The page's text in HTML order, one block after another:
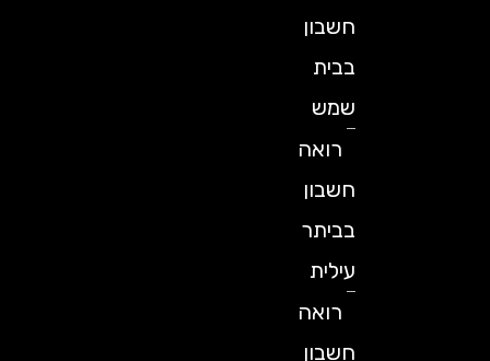
חשבון
בבית
שמש
רואה
חשבון
בביתר
עילית
רואה
חשבון